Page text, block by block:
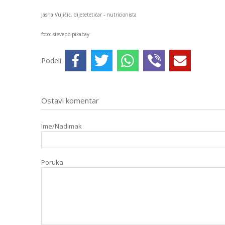
Jasna Vujičić, dijetetetičar - nutricionista
foto: stevepb-pixabay
Podeli
Ostavi komentar
Ime/Nadimak
Poruka